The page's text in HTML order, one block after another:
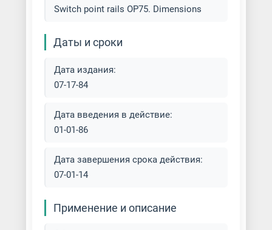
Switch point rails OP75. Dimensions
Даты и сроки
Дата издания:
07-17-84
Дата введения в действие:
01-01-86
Дата завершения срока действия:
07-01-14
Применение и описание